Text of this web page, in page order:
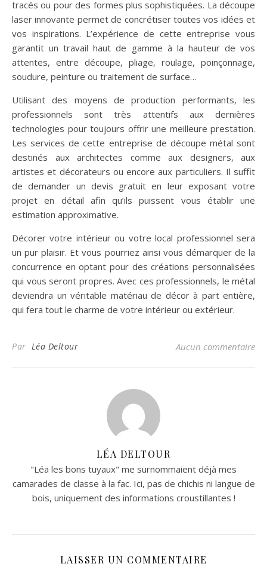
tracés ou pour des formes plus sophistiquées. La découpe
laser innovante permet de concrétiser toutes vos idées et
vos inspirations. L’expérience de cette entreprise vous
garantit un travail haut de gamme à la hauteur de vos
attentes, entre découpe, pliage, roulage, poinçonnage,
soudure, peinture ou traitement de surface…
Utilisant des moyens de production performants, les
professionnels sont très attentifs aux dernières
technologies pour toujours offrir une meilleure prestation.
Les services de cette entreprise de découpe métal sont
destinés aux architectes comme aux designers, aux
artistes et décorateurs ou encore aux particuliers. Il suffit
de demander un devis gratuit en leur exposant votre
projet en détail afin qu’ils puissent vous établir une
estimation approximative.
Décorer votre intérieur ou votre local professionnel sera
un pur plaisir. Et vous pourriez ainsi vous démarquer de la
concurrence en optant pour des créations personnalisées
qui vous seront propres. Avec ces professionnels, le métal
deviendra un véritable matériau de décor à part entière,
qui fera tout le charme de votre intérieur ou extérieur.
Par Léa Deltour Aucun commentaire
LÉA DELTOUR
"Léa les bons tuyaux" me surnommaient déjà mes
camarades de classe à la fac. Ici, pas de chichis ni langue de
bois, uniquement des informations croustillantes !
LAISSER UN COMMENTAIRE